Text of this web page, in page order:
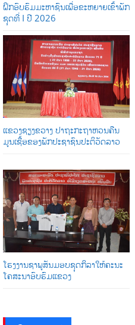
ຝຶກອົບຮົມມະຫາຊົນເພື່ອຂະຫຍາຍເຂົ້າພັກ
ຊຸດທີ່ I ປີ 2026
ແຂວງຊຽງຂວາງ ປາຖະກະຖາຫວນຄືນ
ມູນເຊື້ອຂອງພັກປະຊາຊົນປະຕິວັດລາວ
ໂຮງງານຊາພູສັນມອບຊຸດກິລາໃຫ້ຄະນະ
ໂຄສະນາອົບຮົມແຂວງ